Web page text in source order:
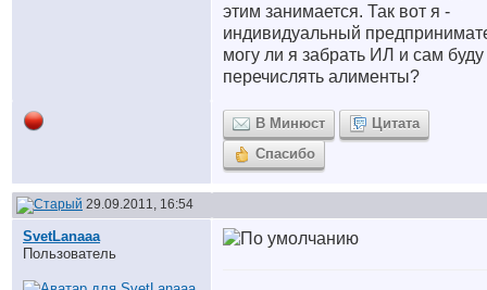
этим занимается. Так вот я -
индивидуальный
могу ли я забрать ИЛ и сам буду
перечислять алименты?
В Минюст
Цитата
Спасибо
29.09.2011, 16:54
SvetLanaaa
Пользователь